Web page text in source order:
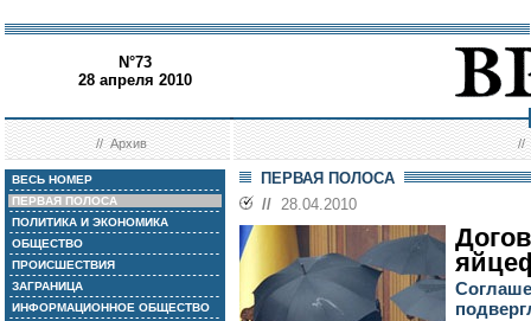
N°73
28 апреля 2010
//Архив //
ВЕСЬ НОМЕР
ПЕРВАЯ ПОЛОСА
ПОЛИТИКА И ЭКОНОМИКА
ОБЩЕСТВО
ПРОИСШЕСТВИЯ
ЗАГРАНИЦА
ИНФОРМАЦИОННОЕ ОБЩЕСТВО
ПЕРВАЯ ПОЛОСА
// 28.04.2010